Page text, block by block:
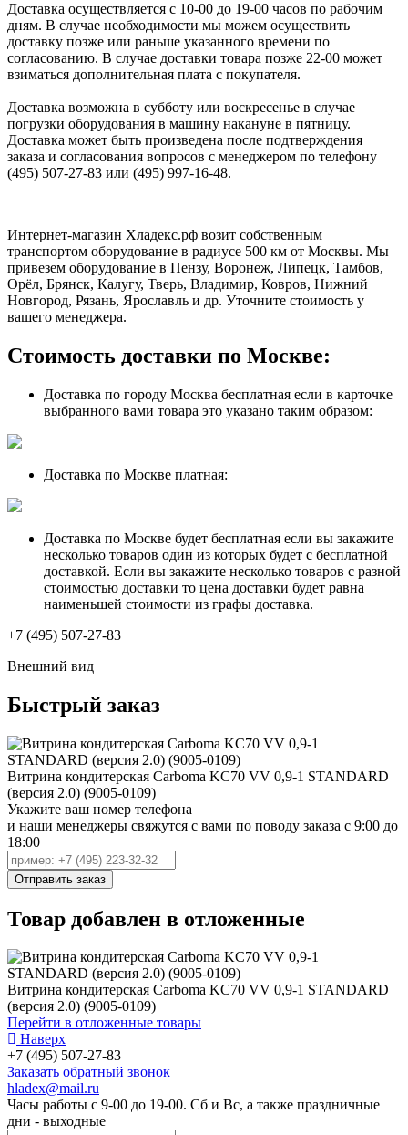
Доставка осуществляется с 10-00 до 19-00 часов по рабочим
дням. В случае необходимости мы можем осуществить
доставку позже или раньше указанного времени по
согласованию. В случае доставки товара позже 22-00 может
взиматься дополнительная плата с покупателя.
Доставка возможна в субботу или воскресенье в случае
погрузки оборудования в машину накануне в пятницу.
Доставка может быть произведена после подтверждения
заказа и согласования вопросов с менеджером по телефону
(495) 507-27-83 или (495) 997-16-48.
Интернет-магазин Хладекс.рф возит собственным
транспортом оборудование в радиусе 500 км от Москвы. Мы
привезем оборудование в Пензу, Воронеж, Липецк, Тамбов,
Орёл, Брянск, Калугу, Тверь, Владимир, Ковров, Нижний
Новгород, Рязань, Ярославль и др. Уточните стоимость у
вашего менеджера.
Стоимость доставки по Москве:
Доставка по городу Москва бесплатная если в карточке
выбранного вами товара это указано таким образом:
Доставка по Москве платная:
Доставка по Москве будет бесплатная если вы закажите
несколько товаров один из которых будет с бесплатной
доставкой. Если вы закажите несколько товаров с разной
стоимостью доставки то цена доставки будет равна
наименьшей стоимости из графы доставка.
+7 (495) 507-27-83
Внешний вид
Быстрый заказ
Витрина кондитерская Carboma KC70 VV 0,9-1 STANDARD
(версия 2.0) (9005-0109)
Укажите ваш номер телефона
и наши менеджеры свяжутся с вами по поводу заказа с 9:00 до
18:00
Товар добавлен в отложенные
Витрина кондитерская Carboma KC70 VV 0,9-1 STANDARD
(версия 2.0) (9005-0109)
Перейти в отложенные товары
Наверх
+7 (495) 507-27-83
Заказать обратный звонок
hladex@mail.ru
Часы работы с 9-00 до 19-00. Сб и Вс, а также праздничные
дни - выходные